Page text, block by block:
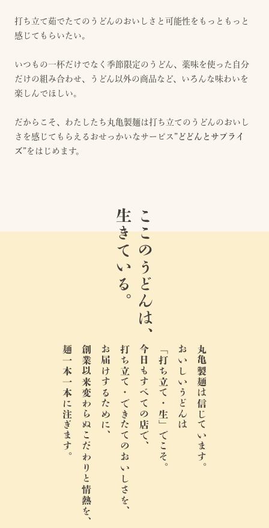
打ち立て茹でたてのうどんのおいしさと可能性をもっともっと
感じてもらいたい。
いつもの一杯だけでなく季節限定のうどん、薬味を使った自分
だけの組み合わせ、うどん以外の商品など、いろんな味わいを
楽しんでほしい。
だからこそ、わたしたち丸亀製麺は打ち立てのうどんのおいし
さを感じてもらえるおせっかいなサービス ”どどんとサプライ
ズ”をはじめます。
ここのうどんは、
生きている。
丸亀製麺は信じています。
おいしいうどんは
「打ち立て・生」でこそ。
今日もすべての店で、
打ち立て・できたてのおいしさを、
お届けするために、
創業以来変わらぬこだわりと情熱を、
麺一本一本に注ぎます。